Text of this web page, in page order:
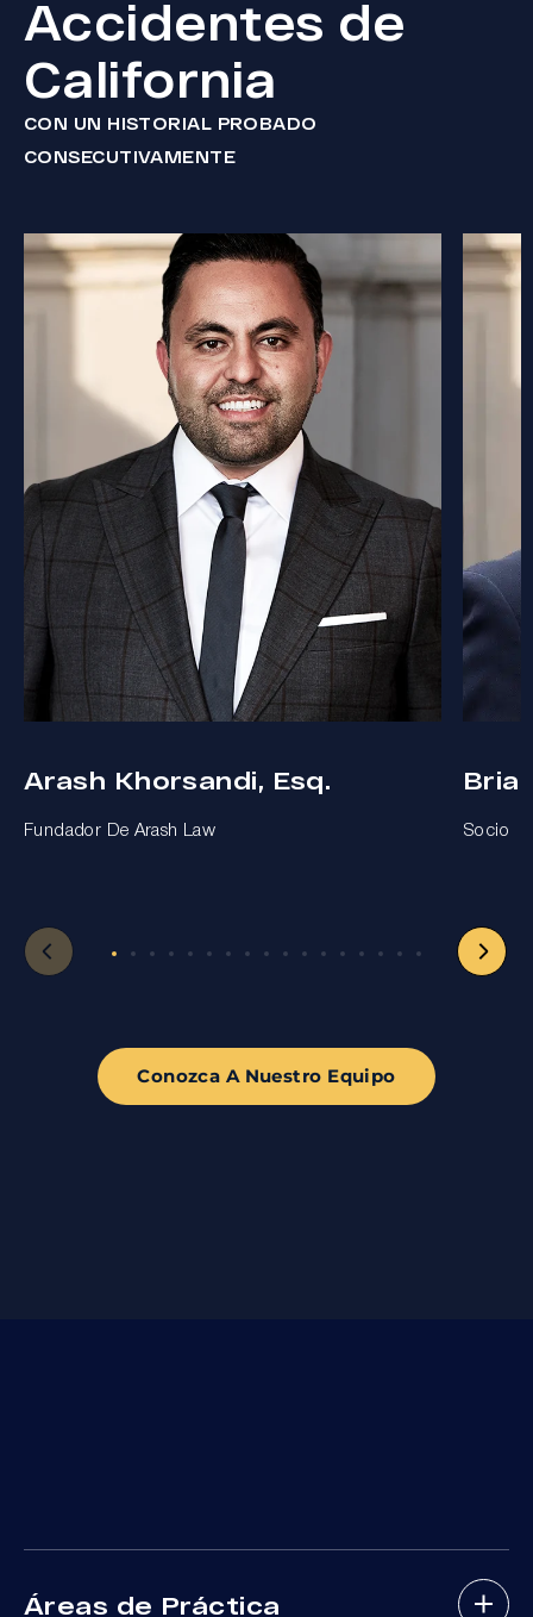
Accidentes de
California
CON UN HISTORIAL PROBADO
CONSECUTIVAMENTE
Arash Khorsandi, Esq.
Fundador De Arash Law Socio
Conozca A Nuestro Equipo
Áreas de Práctica